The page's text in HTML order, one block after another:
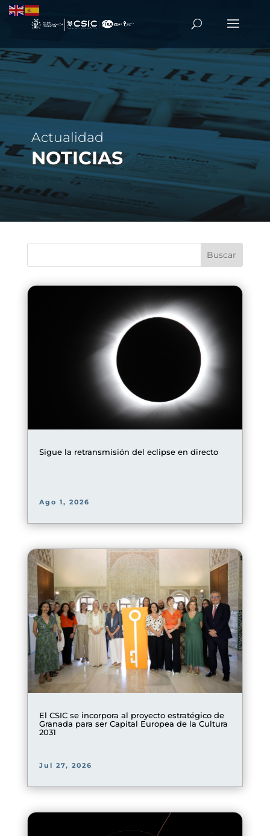
Actualidad
NOTICIAS
Sigue la retransmisión del eclipse en directo
Ago 1, 2026
El CSIC se incorpora al proyecto estratégico de
Granada para ser Capital Europea de la Cultura
2031
Jul 27, 2026